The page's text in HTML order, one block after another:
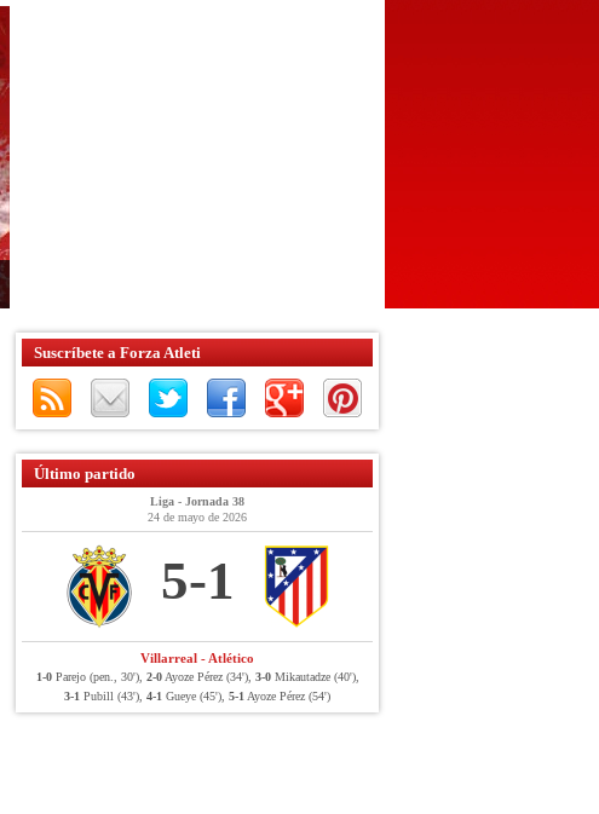
Suscríbete a Forza Atleti
Último partido
Liga - Jornada 38
24 de mayo de 2026
5-1
Villarreal - Atlético
1-0Parejo (pen., 30'), 2-0Ayoze Pérez (34'), 3-0Mikautadze (40'),
3-1 Pubill (43'), 4-1 Gueye (45'), 5-1 Ayoze Pérez (54')